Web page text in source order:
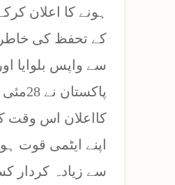
ہونے کا اعلان
کے تحفظ کی خاطر
سے واپس بلوایا
کااعلان اس وقت
اپنے ایٹمی قوت
سے زیادہ کردار